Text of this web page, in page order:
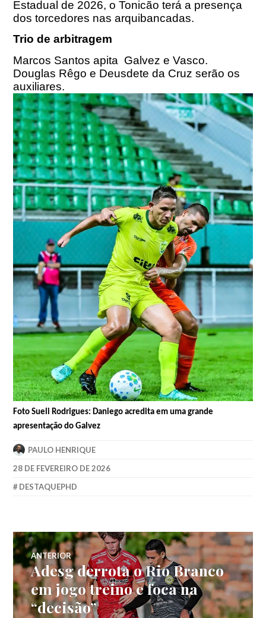
Estadual de 2026, o Tonicão terá a presença
dos torcedores nas arquibancadas.
Trio de arbitragem
Marcos Santos apita Galvez e Vasco.
Douglas Rêgo e Deusdete da Cruz serão os
auxiliares.
Foto Sueli Rodrigues: Daniego acredita em uma grande
apresentação do Galvez
PAULO HENRIQUE
28 DE FEVEREIRO DE 2026
DESTAQUEPHD
ANTERIOR
Adesg derrota o Rio Branco
em jogo treino e foca na
“decisão”